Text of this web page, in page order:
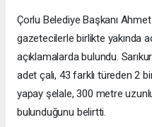
Çorlu Belediye Başkanı
gazetecilerle birlikte yakında
açıklamalarda bulundu.
adet çalı, 43 farklı türeden 2
yapay şelale, 300 metre
bulunduğunu belirtti.